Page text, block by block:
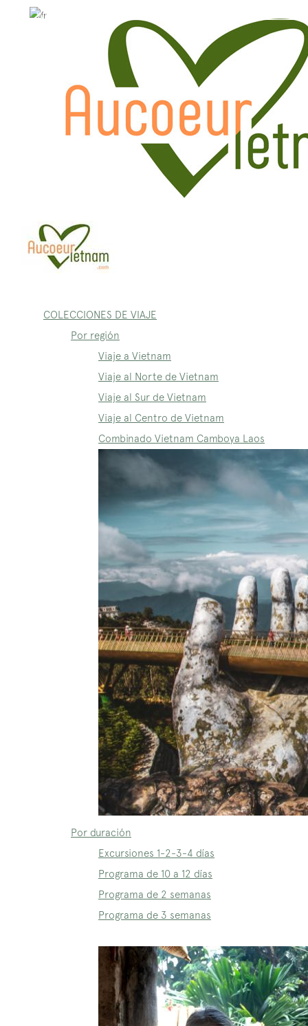
COLECCIONES DE VIAJE
Por región
Viaje a Vietnam
Viaje al Norte de Vietnam
Viaje al Sur de Vietnam
Viaje al Centro de Vietnam
Combinado Vietnam Camboya Laos
Por duración
Excursiones 1-2-3-4 días
Programa de 10 a 12 días
Programa de 2 semanas
Programa de 3 semanas
WhatsApp: +84.909.426.406